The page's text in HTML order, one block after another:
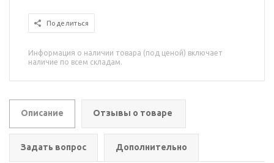
Поделиться
Информация о наличии товара (под ценой) включает
наличие по всем складам.
Описание Отзывы о товаре
Задать вопрос Дополнительно